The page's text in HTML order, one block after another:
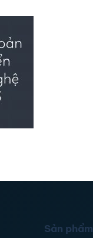
Sản phẩm